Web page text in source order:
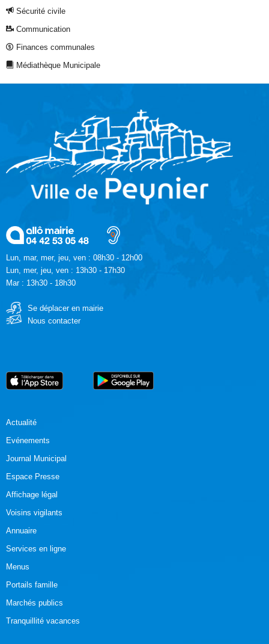
Sécurité civile
Communication
Finances communales
Médiathèque Municipale
Lun, mar, mer, jeu, ven : 08h30 - 12h00
Lun, mer, jeu, ven : 13h30 - 17h30
Mar : 13h30 - 18h30
Se déplacer en mairie
Nous contacter
Actualité
Evénements
Journal Municipal
Espace Presse
Affichage légal
Voisins vigilants
Annuaire
Services en ligne
Menus
Portails famille
Marchés publics
Tranquillité vacances